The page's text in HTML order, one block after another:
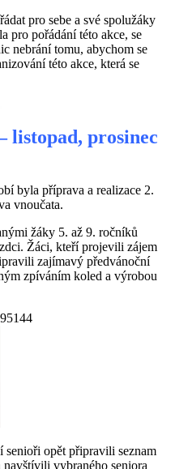
pro sebe a své spolužáky
pro pořádání této akce, se
nebrání tomu, abychom se
této akce, která se
listopad, prosinec
byla příprava a realizace 2.
vnoučata.
žáky 5. až 9. ročníků
Žáci, kteří projevili zájem
zajímavý předvánoční
zpíváním koled a výrobou
opět připravili seznam
vybraného seniora